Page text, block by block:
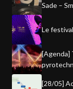
Sade –
Le
[Agenda]
[28/05]